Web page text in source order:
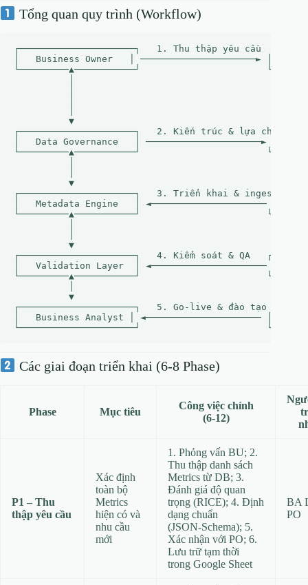
Tổng quan quy trình (Workflow)
┌─────────────────────┐   1. Thu thập yêu cầu
│   Business Owner   │ ─────────────────────► │
└─────────▲───────────┘
▼
┌─────────────────────┐   2. Kiến trúc & lựa chọn
│   Data Governance   │ ─────────────────────► │
└─────────▲───────────┘
▼
┌─────────────────────┐   3. Triển khai & ingest
│   Metadata Engine   │ ◄───────────────────── │
└─────────▲───────────┘
▼
┌─────────────────────┐   4. Kiểm soát & QA
│   Validation Layer  │ ◄───────────────────── │
└─────────▲───────────┘
▼
┌─────────────────────┐   5. Go‑live & đào tạo
│   Business Analyst │ ◄───────────────────── │
Các giai đoạn triển khai (6‑8 Phase)
Phase Mục tiêu
Công việc chính
(6‑12)
P1 – Thu
thập yêu cầu
Xác định
toàn bộ
Metrics
hiện có và
nhu cầu
mới
1. Phỏng vấn BU; 2.
Thu thập danh sách
Metrics từ DB; 3.
Đánh giá độ quan
trọng (RICE); 4. Định
dạng chuẩn
(JSON‑Schema); 5.
Xác nhận với PO; 6.
Lưu trữ tạm thời
trong Google Sheet
BA
PO